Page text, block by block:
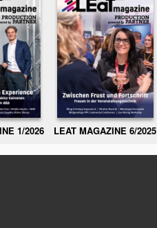
1/2026 LEAT MAGAZINE 6/2025